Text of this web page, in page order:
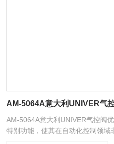
AM-5064A意大利UNIVER气
AM-5064A意大利UNIVER气控阀
特别功能，使其在自动化控制领